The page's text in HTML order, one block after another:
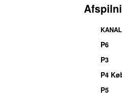
KANAL
P6
P3
P4
P5